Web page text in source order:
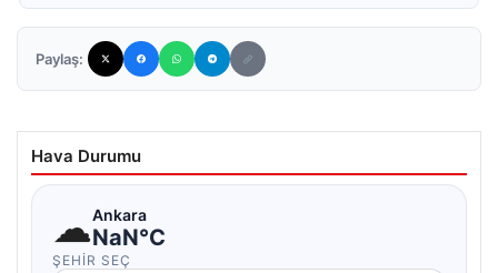
Paylaş:
Hava Durumu
☁Ankara
NaN°C
ŞEHIR SEÇ